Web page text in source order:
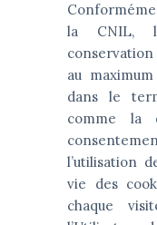
la CNIL,
au
dans le
comme la
l’utilisation
vie des
chaque